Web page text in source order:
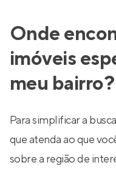
Onde
imóveis
meu bairro?
Para simplificar a
que atenda ao que
sobre a região de